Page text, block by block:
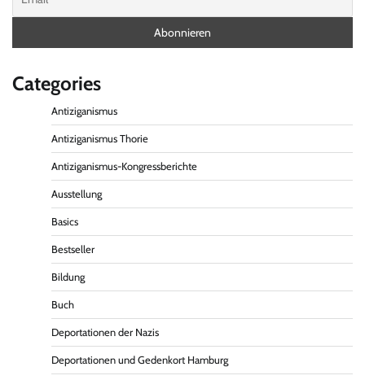
Categories
Antiziganismus
Antiziganismus Thorie
Antiziganismus-Kongressberichte
Ausstellung
Basics
Bestseller
Bildung
Buch
Deportationen der Nazis
Deportationen und Gedenkort Hamburg